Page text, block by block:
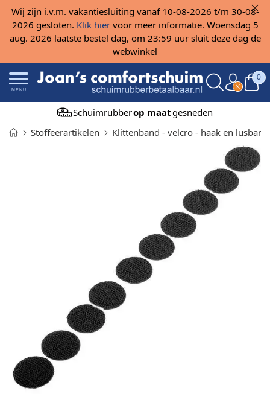
Wij zijn i.v.m. vakantiesluiting vanaf 10-08-2026 t/m 30-08-
2026 gesloten. Klik hiervoor meer informatie. Woensdag 5
aug. 2026 laatste bestel dag, om 23:59 uur sluit deze dag de
webwinkel
MENU
0
Schuimrubberop maatgesneden
Stoffeerartikelen
Klittenband - velcro - haak en lusband